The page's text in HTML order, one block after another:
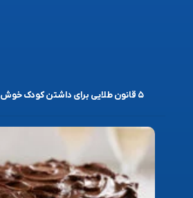
۵ قانون طلایی برای داشتن کودک خوش غذا و خوش اشتها